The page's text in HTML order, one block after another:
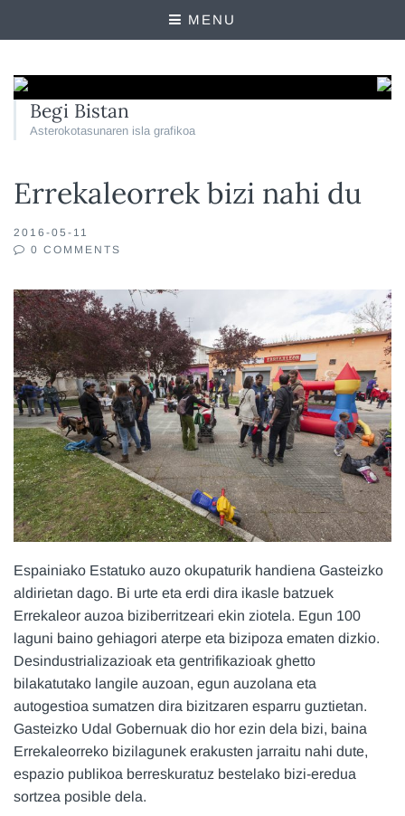
MENU
Begi Bistan
Asterokotasunaren isla grafikoa
Errekaleorrek bizi nahi du
2016-05-11
0 COMMENTS
Espainiako Estatuko auzo okupaturik handiena Gasteizko
aldirietan dago. Bi urte eta erdi dira ikasle batzuek
Errekaleor auzoa biziberritzeari ekin ziotela. Egun 100
laguni baino gehiagori aterpe eta bizipoza ematen dizkio.
Desindustrializazioak eta gentrifikazioak ghetto
bilakatutako langile auzoan, egun auzolana eta
autogestioa sumatzen dira bizitzaren esparru guztietan.
Gasteizko Udal Gobernuak dio hor ezin dela bizi, baina
Errekaleorreko bizilagunek erakusten jarraitu nahi dute,
espazio publikoa berreskuratuz bestelako bizi-eredua
sortzea posible dela.